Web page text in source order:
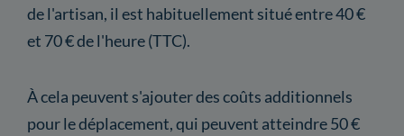
de l'artisan, il est habituellement situé entre 40 €
et 70 € de l'heure (TTC).
À cela peuvent s'ajouter des coûts additionnels
pour le déplacement, qui peuvent atteindre 50 €